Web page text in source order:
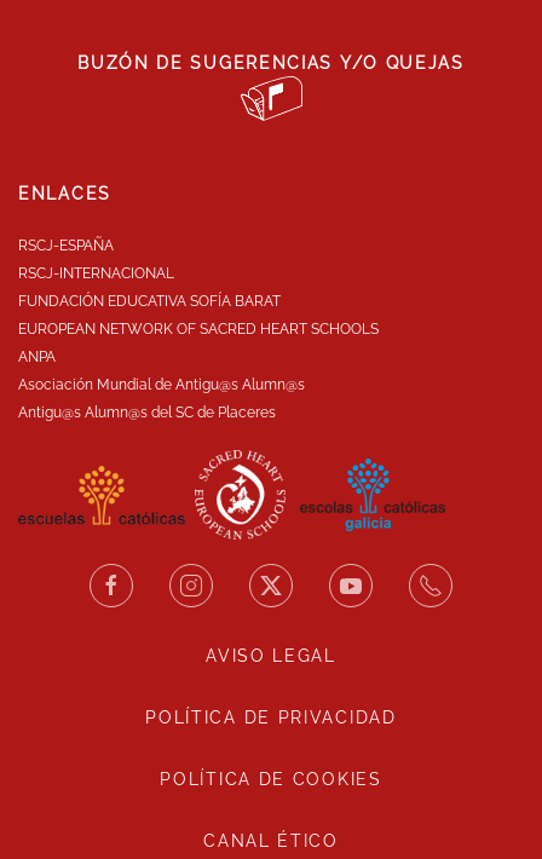
BUZÓN DE SUGERENCIAS Y/O QUEJAS
ENLACES
RSCJ-ESPAÑA
RSCJ-INTERNACIONAL
FUNDACIÓN EDUCATIVA SOFÍA BARAT
EUROPEAN NETWORK OF SACRED HEART SCHOOLS
ANPA
Asociación Mundial de Antigu@s Alumn@s
Antigu@s Alumn@s del SC de Placeres
AVISO LEGAL
POLÍTICA DE PRIVACIDAD
POLÍTICA DE COOKIES
CANAL ÉTICO